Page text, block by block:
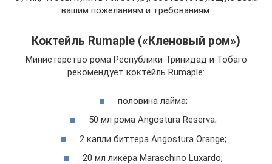
вашим пожеланиям и требованиям.
Коктейль Rumaple («Кленовый ром»)
Министерство рома Республики Тринидад и Тобаго
рекомендует коктейль Rumaple:
половина лайма;
50 мл рома Angostura Reserva;
2 капли биттера Angostura Orange;
20 мл ликёра Maraschino Luxardo;